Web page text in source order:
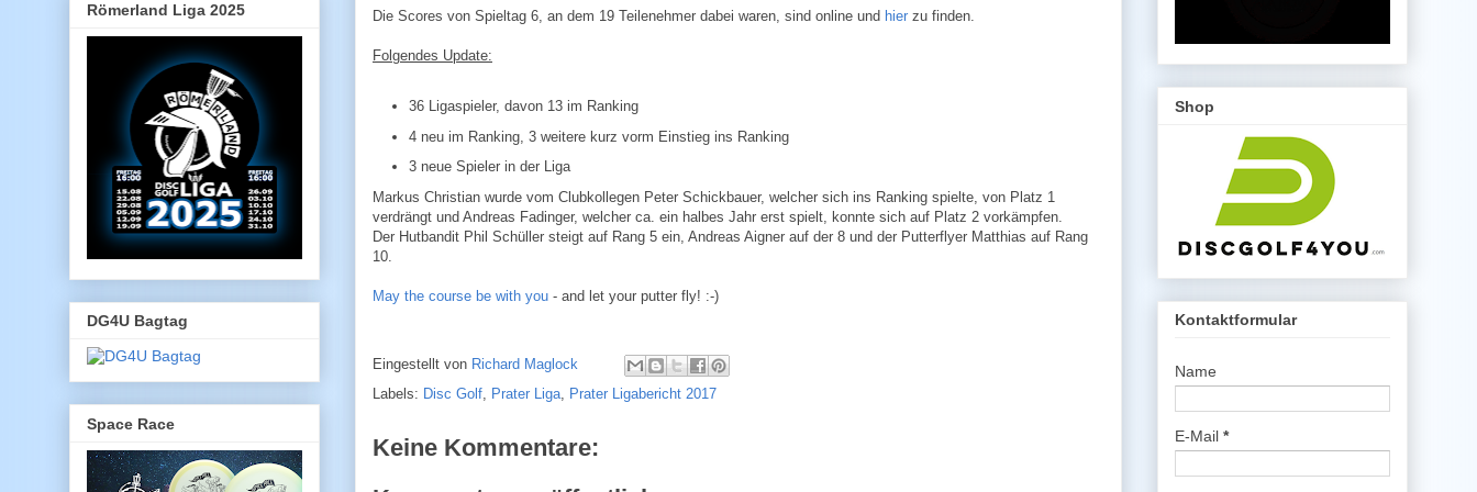
Die Scores von Spieltag 6, an dem 19 Teilenehmer dabei waren, sind online und hier zu finden.
Folgendes Update:
36 Ligaspieler, davon 13 im Ranking
4 neu im Ranking, 3 weitere kurz vorm Einstieg ins Ranking
3 neue Spieler in der Liga
Markus Christian wurde vom Clubkollegen Peter Schickbauer, welcher sich ins Ranking spielte, von Platz 1
verdrängt und Andreas Fadinger, welcher ca. ein halbes Jahr erst spielt, konnte sich auf Platz 2 vorkämpfen.
Der Hutbandit Phil Schüller steigt auf Rang 5 ein, Andreas Aigner auf der 8 und der Putterflyer Matthias auf Rang
10.
May the course be with you - and let your putter fly! :-)
Eingestellt von Richard Maglock
Labels: Disc Golf, Prater Liga, Prater Ligabericht 2017
Keine Kommentare:
Römerland Liga 2025
DG4U Bagtag
Space Race
Shop
Kontaktformular
Name
E-Mail *